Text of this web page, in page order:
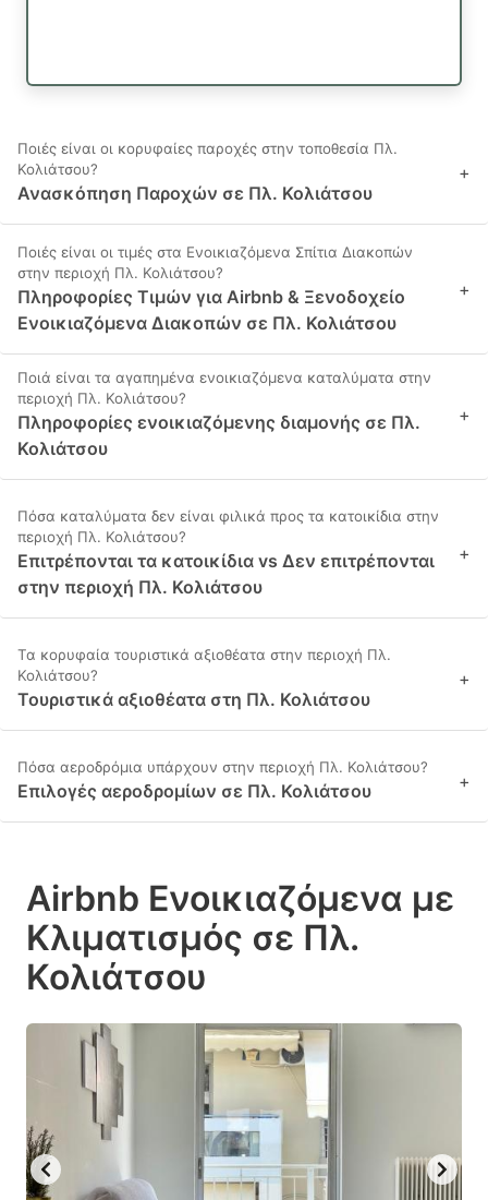
Ποιές είναι οι κορυφαίες παροχές στην τοποθεσία Πλ.
Κολιάτσου?
Ανασκόπηση Παροχών σε Πλ. Κολιάτσου
+
Ποιές είναι οι τιμές στα Ενοικιαζόμενα Σπίτια Διακοπών
στην περιοχή Πλ. Κολιάτσου?
Πληροφορίες Τιμών για Airbnb & Ξενοδοχείο
Ενοικιαζόμενα Διακοπών σε Πλ. Κολιάτσου
+
Ποιά είναι τα αγαπημένα ενοικιαζόμενα καταλύματα στην
περιοχή Πλ. Κολιάτσου?
Πληροφορίες ενοικιαζόμενης διαμονής σε Πλ.
Κολιάτσου
+
Πόσα καταλύματα δεν είναι φιλικά προς τα κατοικίδια στην
περιοχή Πλ. Κολιάτσου?
Επιτρέπονται τα κατοικίδια vs Δεν επιτρέπονται
στην περιοχή Πλ. Κολιάτσου
+
Τα κορυφαία τουριστικά αξιοθέατα στην περιοχή Πλ.
Κολιάτσου?
Τουριστικά αξιοθέατα στη Πλ. Κολιάτσου
+
Πόσα αεροδρόμια υπάρχουν στην περιοχή Πλ. Κολιάτσου?
Επιλογές αεροδρομίων σε Πλ. Κολιάτσου +
Airbnb Ενοικιαζόμενα με
Κλιματισμός σε Πλ.
Κολιάτσου